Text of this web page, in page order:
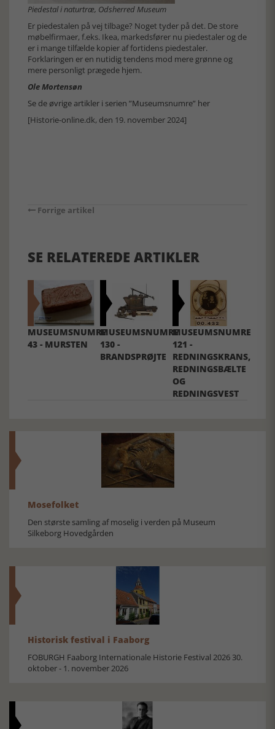
Piedestal i naturtræ, Odsherred Museum
Er piedestalen på vej tilbage? Noget tyder på det. De store
møbelfirmaer, f.eks. Ikea, markedsfører nu piedestaler og de
er i mange tilfælde kopier af fortidens piedestaler.
Forklaringen er en nutidig tendens mod mere grønne og
mere personligt prægede hjem.
Ole Mortensøn
Se de øvrige artikler i serien ”Museumsnumre” her
[Historie-online.dk, den 19. november 2024]
Forrige artikel
SE RELATEREDE ARTIKLER
MUSEUMSNUMRE
43 - MURSTEN
MUSEUMSNUMRE
130 -
BRANDSPRØJTE
MUSEUMSNUMRE
121 -
REDNINGSKRANS,
REDNINGSBÆLTE
OG
REDNINGSVEST
Mosefolket
Den største samling af moselig i verden på Museum
Silkeborg Hovedgården
Historisk festival i Faaborg
FOBURGH Faaborg Internationale Historie Festival 2026 30.
oktober - 1. november 2026